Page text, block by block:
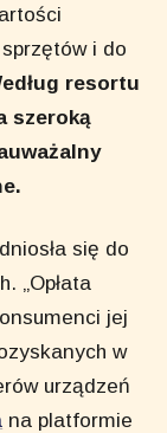
i do
resortu
szeroką
się do
„Opłata
jej
w
urządzeń
na platformie